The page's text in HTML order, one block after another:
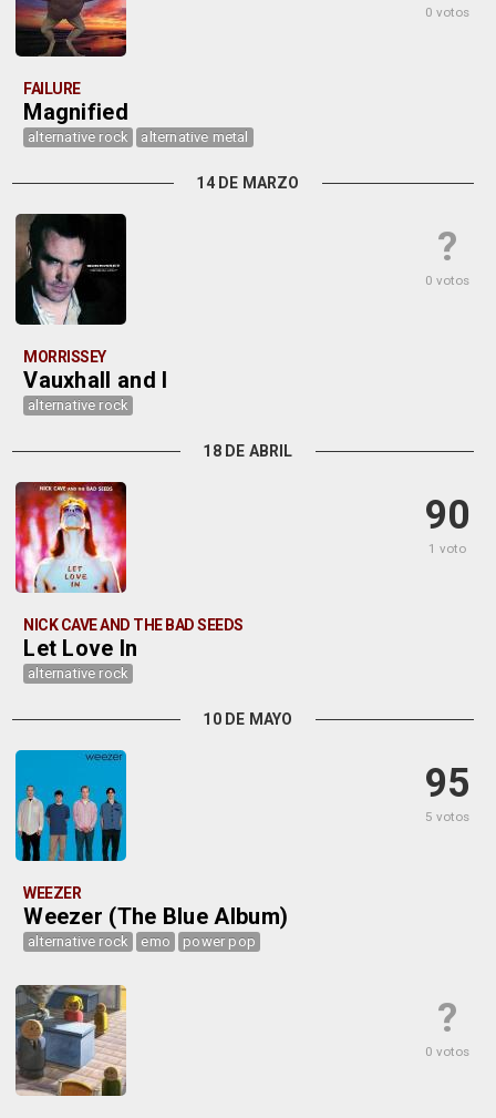
0 votos
FAILURE
Magnified
alternative rock alternative metal
14 DE MARZO
?
0 votos
MORRISSEY
Vauxhall and I
alternative rock
18 DE ABRIL
90
1 voto
NICK CAVE AND THE BAD SEEDS
Let Love In
alternative rock
10 DE MAYO
95
5 votos
WEEZER
Weezer (The Blue Album)
alternative rock emo power pop
?
0 votos